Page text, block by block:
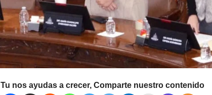
Tu nos ayudas a crecer, Comparte nuestro contenido